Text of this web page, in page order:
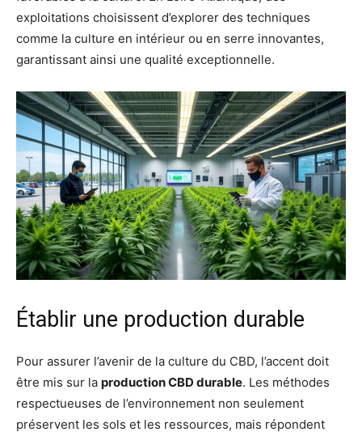
exploitations choisissent d’explorer des techniques
comme la culture en intérieur ou en serre innovantes,
garantissant ainsi une qualité exceptionnelle.
Établir une production durable
Pour assurer l’avenir de la culture du CBD, l’accent doit
être mis sur la production CBD durable. Les méthodes
respectueuses de l’environnement non seulement
préservent les sols et les ressources, mais répondent